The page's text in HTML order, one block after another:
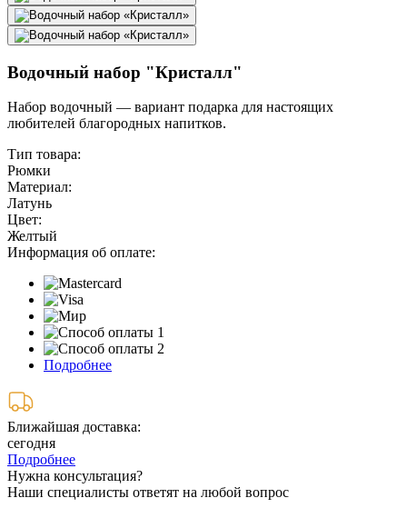
Водочный набор "Кристалл"
Набор водочный — вариант подарка для настоящих
любителей благородных напитков.
Тип товара:
Рюмки
Материал:
Латунь
Цвет:
Желтый
Информация об оплате:
Подробнее
Ближайшая доставка:
сегодня
Подробнее
Нужна консультация?
Наши специалисты ответят на любой вопрос